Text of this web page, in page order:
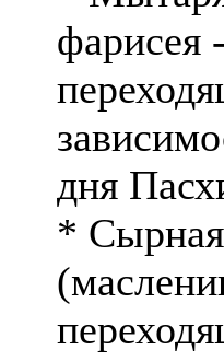
фарисея -
дня
* Сырная